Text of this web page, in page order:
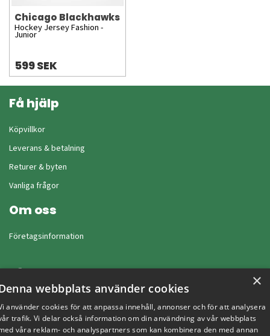
Chicago Blackhawks
Hockey Jersey Fashion -
Junior
599 SEK
Få hjälp
Köpvillkor
Leverans & betalning
Returer & byten
Vanliga frågor
Om oss
Företagsinformation
×
webbplats använder cookies
använder cookies för att anpassa innehåll, annonser och för att analysera
trafik. Vi delar också information om din användning av vår webbplats
våra reklam- och analyspartners som kan kombinera den med annan